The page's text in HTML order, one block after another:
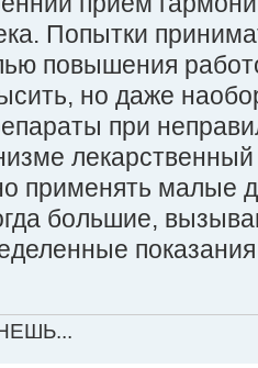
Попытки
повышения
но даже
при
применять
большие,